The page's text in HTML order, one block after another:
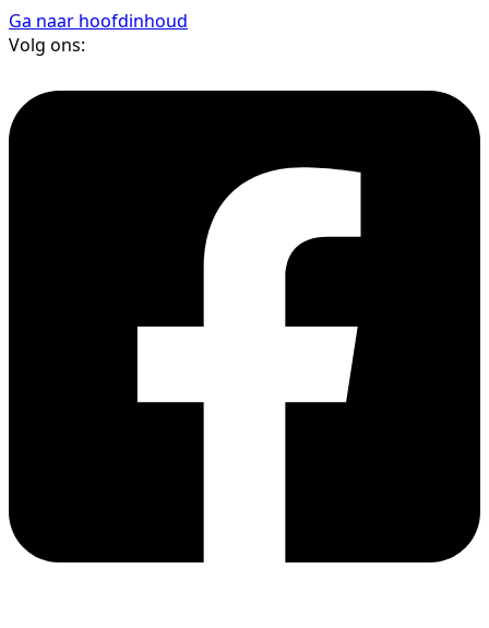
Ga naar hoofdinhoud
Volg ons: